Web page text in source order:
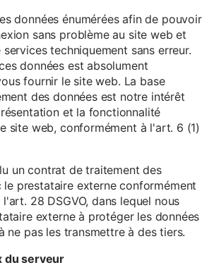
données énumérées afin de pouvoir
sans problème au site web et
techniquement sans erreur.
données est absolument
fournir le site web. La base
des données est notre intérêt
et la fonctionnalité
site web, conformément à l'art. 6 (1)
un contrat de traitement des
le prestataire externe conformément
28 DSGVO, dans lequel nous
externe à protéger les données
ne pas les transmettre à des tiers.
du serveur